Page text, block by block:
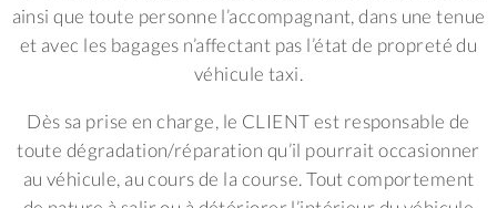
ainsi que toute personne l’accompagnant, dans une tenue
et avec les bagages n’affectant pas l’état de propreté du
véhicule taxi.
Dès sa prise en charge, le CLIENT est responsable de
toute dégradation/réparation qu’il pourrait occasionner
au véhicule, au cours de la course. Tout comportement